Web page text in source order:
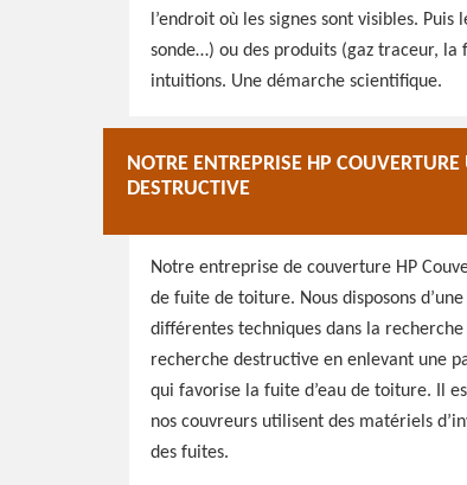
l’endroit où les signes sont visibles.
sonde…) ou des produits (gaz traceur,
intuitions. Une démarche scientifique.
NOTRE ENTREPRISE HP
DESTRUCTIVE
Notre entreprise de couverture HP
de fuite de toiture. Nous disposons
différentes techniques dans la
recherche destructive en enlevant une
qui favorise la fuite d’eau de toiture. Il
nos couvreurs utilisent des matériels
des fuites.